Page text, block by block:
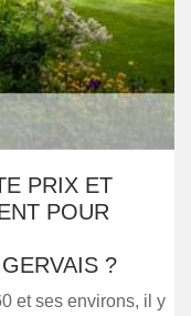
PRIX ET
POUR
?
et ses environs, il y